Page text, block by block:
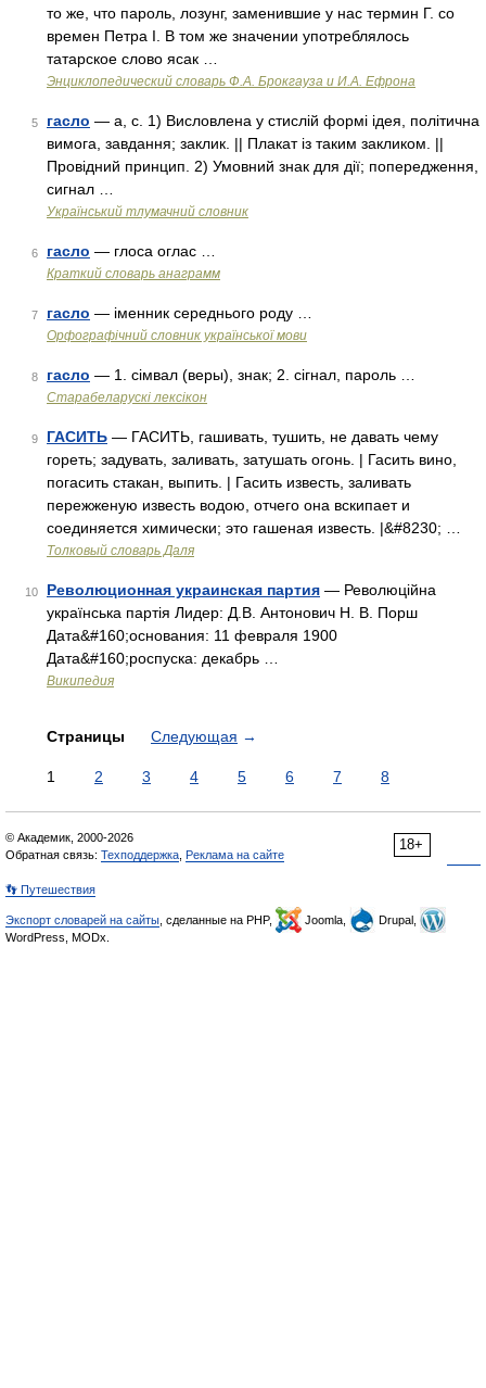
то же, что пароль, лозунг, заменившие у нас термин Г. со
времен Петра I. В том же значении употреблялось
татарское слово ясак …
Энциклопедический словарь Ф.А. Брокгауза и И.А. Ефрона
5 гасло — а, с. 1) Висловлена у стислій формі ідея, політична
вимога, завдання; заклик. || Плакат із таким закликом. ||
Провідний принцип. 2) Умовний знак для дії; попередження,
сигнал …
Український тлумачний словник
6 гасло — глоса оглас …
Краткий словарь анаграмм
7 гасло — іменник середнього роду …
Орфографічний словник української мови
8 гасло — 1. сімвал (веры), знак; 2. сігнал, пароль …
Старабеларускі лексікон
9 ГАСИТЬ — ГАСИТЬ, гашивать, тушить, не давать чему
гореть; задувать, заливать, затушать огонь. | Гасить вино,
погасить стакан, выпить. | Гасить известь, заливать
пережженую известь водою, отчего она вскипает и
соединяется химически; это гашеная известь. |&#8230; …
Толковый словарь Даля
10 Революционная украинская партия — Революційна
українська партія Лидер: Д.В. Антонович Н. В. Порш
Дата&#160;основания: 11 февраля 1900
Дата&#160;роспуска: декабрь …
Википедия
Страницы Следующая →
1 2 3 4 5 6 7 8
18+
© Академик, 2000-2026
Обратная связь: Техподдержка Реклама на сайте
👣 Путешествия
Экспорт словарей на сайты , сделанные на PHP, Joomla,
Drupal,
WordPress, MODx.